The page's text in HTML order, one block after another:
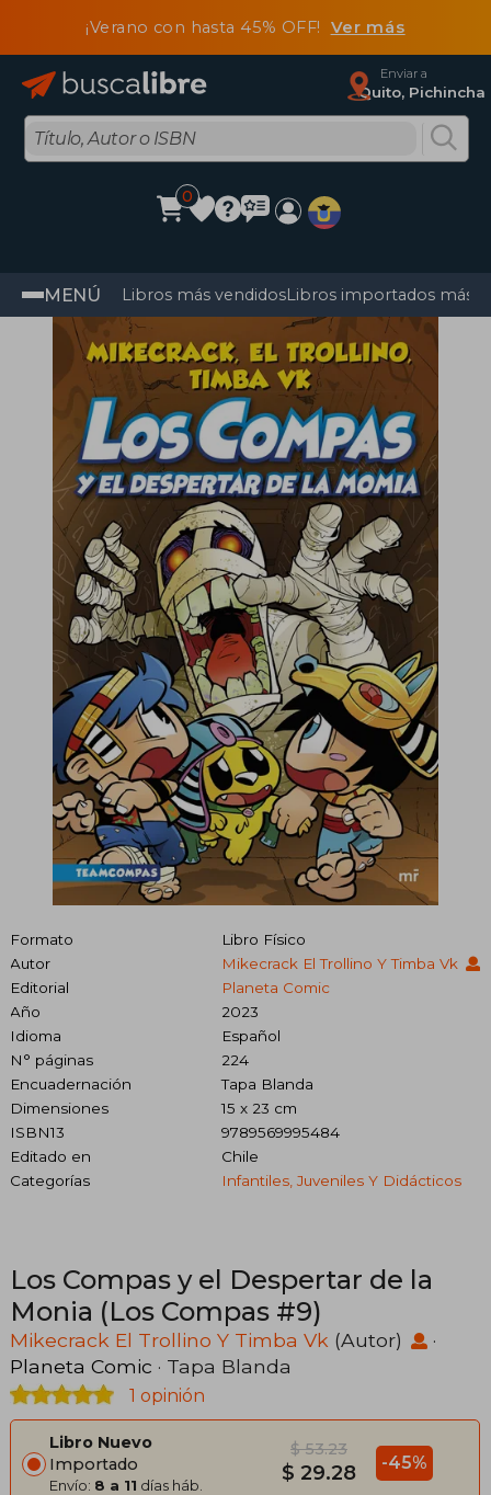
¡Verano con hasta 45% OFF! Ver más
Enviar a
Quito, Pichincha
0
MENÚ Libros más vendidosLibros importados más
Formato
Libro Físico
Autor
Mikecrack El Trollino Y Timba Vk
Editorial
Planeta Comic
Año
2023
Idioma
Español
N° páginas
224
Encuadernación
Tapa Blanda
Dimensiones
15 x 23 cm
ISBN13
9789569995484
Editado en
Chile
Categorías
Infantiles, Juveniles Y Didácticos
Los Compas y el Despertar de la
Monia (Los Compas #9)
Mikecrack El Trollino Y Timba Vk (Autor)
·
Planeta Comic · Tapa Blanda
1 opinión
Libro Nuevo
Importado
Envío: 8 a 11 días háb.
$ 53.23
$ 29.28 -45%